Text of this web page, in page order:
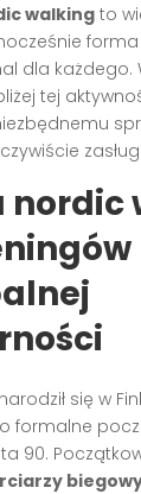
walkingto
dla każdego.
tej
nordic
się w
formalne
90.